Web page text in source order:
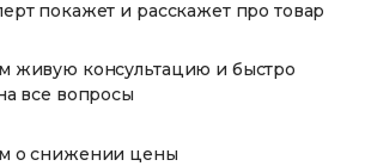
покажет и расскажет про товар
живую консультацию и быстро
все вопросы
о снижении цены